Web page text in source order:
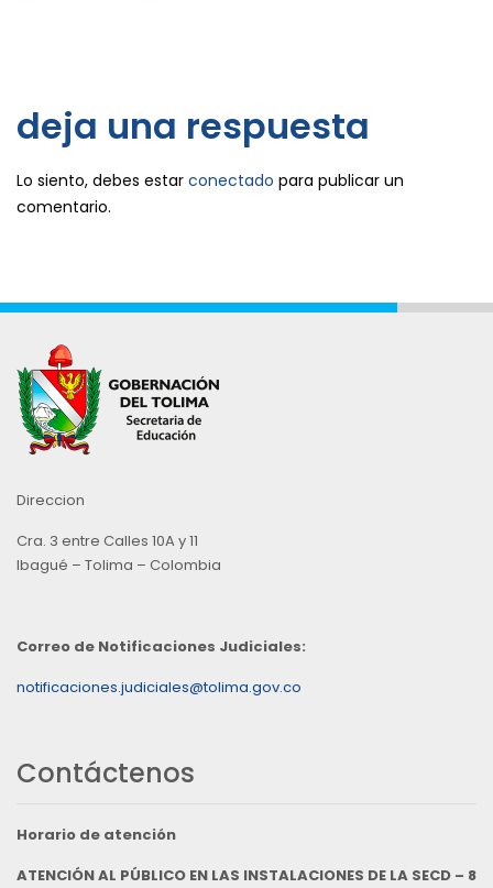
deja una respuesta
Lo siento, debes estar conectado para publicar un
comentario.
Direccion
Cra. 3 entre Calles 10A y 11
Ibagué – Tolima – Colombia
Correo de Notificaciones Judiciales:
notificaciones.judiciales@tolima.gov.co
Contáctenos
Horario de atención
ATENCIÓN AL PÚBLICO EN LAS INSTALACIONES DE LA SECD – 8